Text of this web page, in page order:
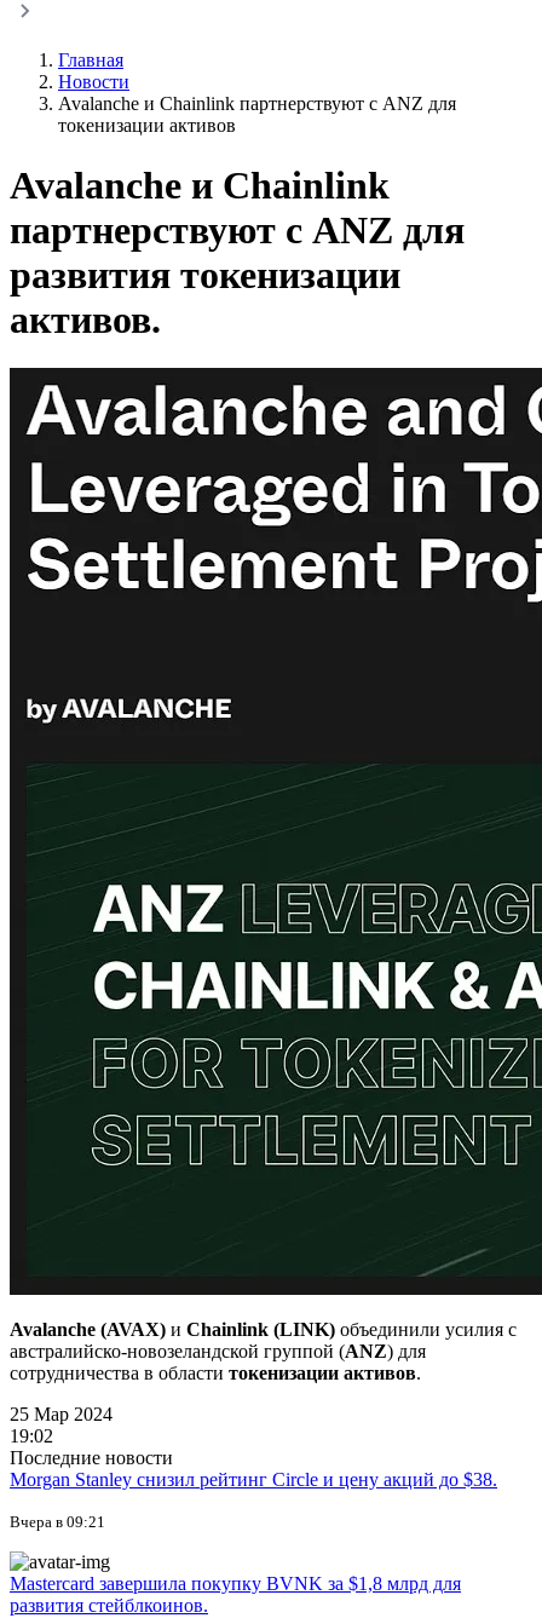
Главная
Новости
Avalanche и Chainlink партнерствуют с ANZ для
токенизации активов
Avalanche и Chainlink
партнерствуют с ANZ для
развития токенизации
активов.
Avalanche (AVAX) и Chainlink (LINK) объединили усилия с
австралийско-новозеландской группой (ANZ) для
сотрудничества в области токенизации активов.
25 Мар 2024
19:02
Последние новости
Morgan Stanley снизил рейтинг Circle и цену акций до $38.
Вчера в 09:21
Mastercard завершила покупку BVNK за $1,8 млрд для
развития стейблкоинов.